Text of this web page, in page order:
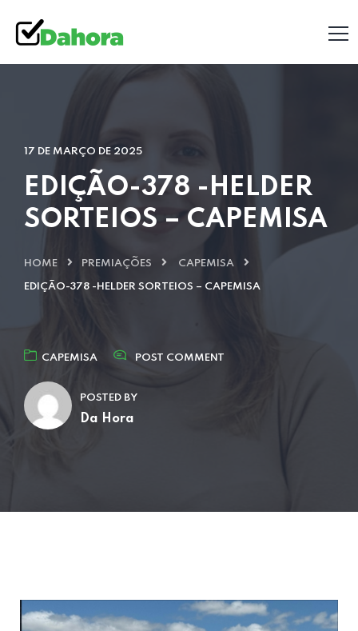
17 DE MARÇO DE 2025
EDIÇÃO-378 -HELDER
SORTEIOS – CAPEMISA
HOME PREMIAÇÕES CAPEMISA
EDIÇÃO-378 -HELDER SORTEIOS – CAPEMISA
CAPEMISA POST COMMENT
POSTED BY
Da Hora